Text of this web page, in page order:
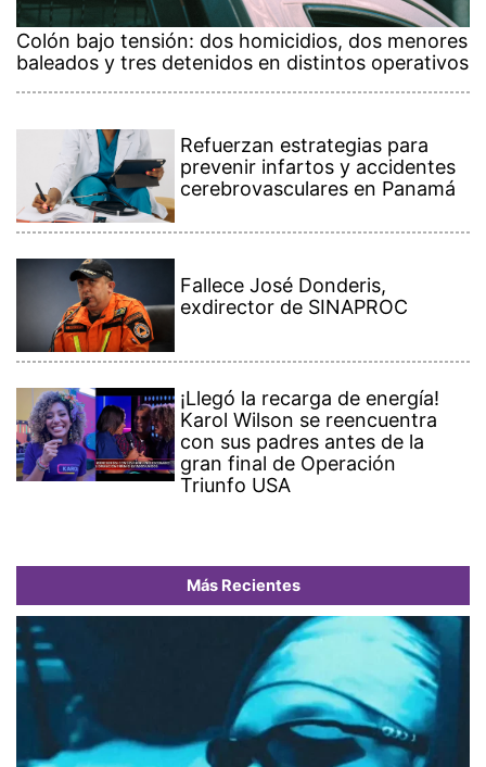
Colón bajo tensión: dos homicidios, dos menores
baleados y tres detenidos en distintos operativos
Refuerzan estrategias para
prevenir infartos y accidentes
cerebrovasculares en Panamá
Fallece José Donderis,
exdirector de SINAPROC
¡Llegó la recarga de energía!
Karol Wilson se reencuentra
con sus padres antes de la
gran final de Operación
Triunfo USA
Más Recientes